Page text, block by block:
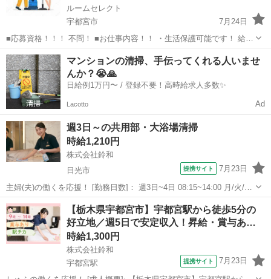
ルームセレクト
宇都宮市
7月24日
■応募資格！！！ 不問！ ■お仕事内容！！ ・生活保護可能です！ 給料
とは別に携帯代などの通信費上限 20000円 交通費上限 20000円ま
で支給可能。 当事業所は福岡市より指定を受けている障害福祉サ...
栃木 宇都宮市 生活保護
マンションの清掃、手伝ってくれる人いませ
んか？😭🙏
日給例1万円〜 / 登録不要！高時給求人多数✨
Lacotto Ad
週3日～の共用部・大浴場清掃
時給1,210円
株式会社鈴和
日光市
提携サイト 7月23日
主婦(夫)の働くを応援！ [勤務日数]： 週3日~4日 08:15~14:00 月/火/水/
木/金/土/日 などから選べます [勤務地・最寄駅]： 栃木県日光市安川町
２－５３ 小槌の宿 鶴亀大吉 株式会社鈴和 東武日光駅...
栃木 日光市 清掃
【栃木県宇都宮市】宇都宮駅から徒歩5分の
好立地／週5日で安定収入！昇給・賞与あ…
時給1,300円
株式会社鈴和
宇都宮駅
提携サイト 7月23日